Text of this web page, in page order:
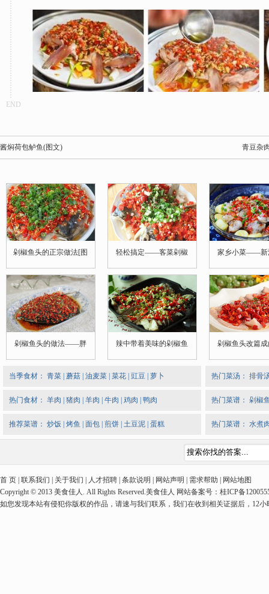
END
青豆杂
酱焖荷包鲈鱼(图文)
剁椒鱼头的正宗做法[图 轻松搞定——客菜剁椒 家乡小菜——新
剁椒鱼头的做法——胖 辣中带着美味的剁椒鱼 剁椒鱼头改篇
当季食材： 青菜 | 蘑菇 | 油麦菜 | 菜花 | 豇豆 | 萝卜
热门食材： 羊肉 | 猪肉 | 羊肉 | 牛肉 | 鸡肉 | 鸭肉
推荐菜谱： 炒饭 | 烤鱼 | 面包 | 煎饼 | 土豆泥 | 蛋糕
热门菜汤： 排骨
热门菜谱： 剁椒
热门菜谱： 水煮
首 页 | 联系我们 | 关于我们 | 人才招聘 | 条款说明 | 网站声明 | 需求帮助 | 网站地图
Copyright © 2013 美食佳人. All Rights Reserved.美食佳人 网站备案号：桂ICP备
如您发现本站有侵犯你版权的作品，请速与我们联系，我们在收到相关证据后，12